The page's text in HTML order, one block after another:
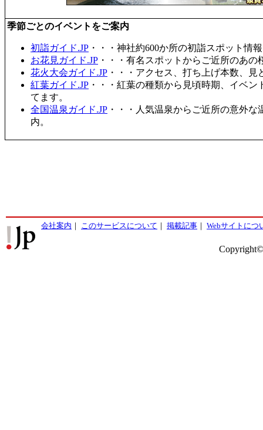
季節ごとのイベントをご案内
初詣ガイド.JP ・・・神社約600か所の初詣スポット情
お花見ガイド.JP ・・・有名スポットからご近所のあ
花火大会ガイド.JP ・・・アクセス、打ち上げ本数、
紅葉ガイド.JP ・・・紅葉の種類から見頃時期、イベ
てます。
全国温泉ガイド.JP ・・・人気温泉からご近所の意外
内。
会社案内 ｜ このサービスについて ｜ 掲載記事 ｜ Webサイトにつ